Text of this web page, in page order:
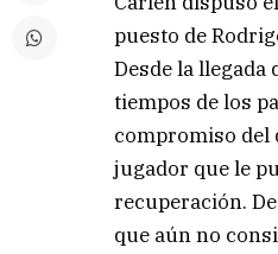
puesto de
Desde la
tiempos de los
compromiso del
jugador que le
recuperación.
que aún no